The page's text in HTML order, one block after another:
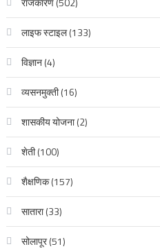
लाइफ स्टाइल(133)
विज्ञान(4)
व्यसनमुक्ती(16)
शासकीय योजना(2)
शेती(100)
शैक्षणिक(157)
सातारा(33)
सोलापूर(51)